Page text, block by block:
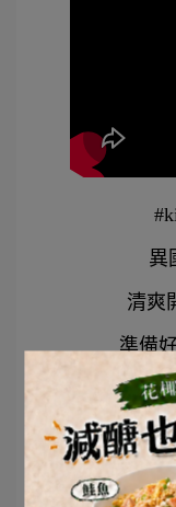
異
清爽
準備
✅雞胸